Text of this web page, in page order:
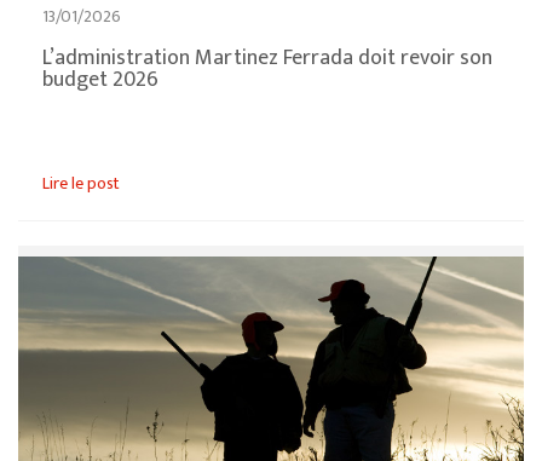
13/01/2026
L’administration Martinez Ferrada doit revoir son
budget 2026
Lire le post